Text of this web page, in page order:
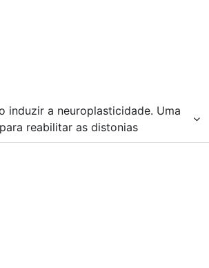
induzir a neuroplasticidade. Uma
reabilitar as distonias